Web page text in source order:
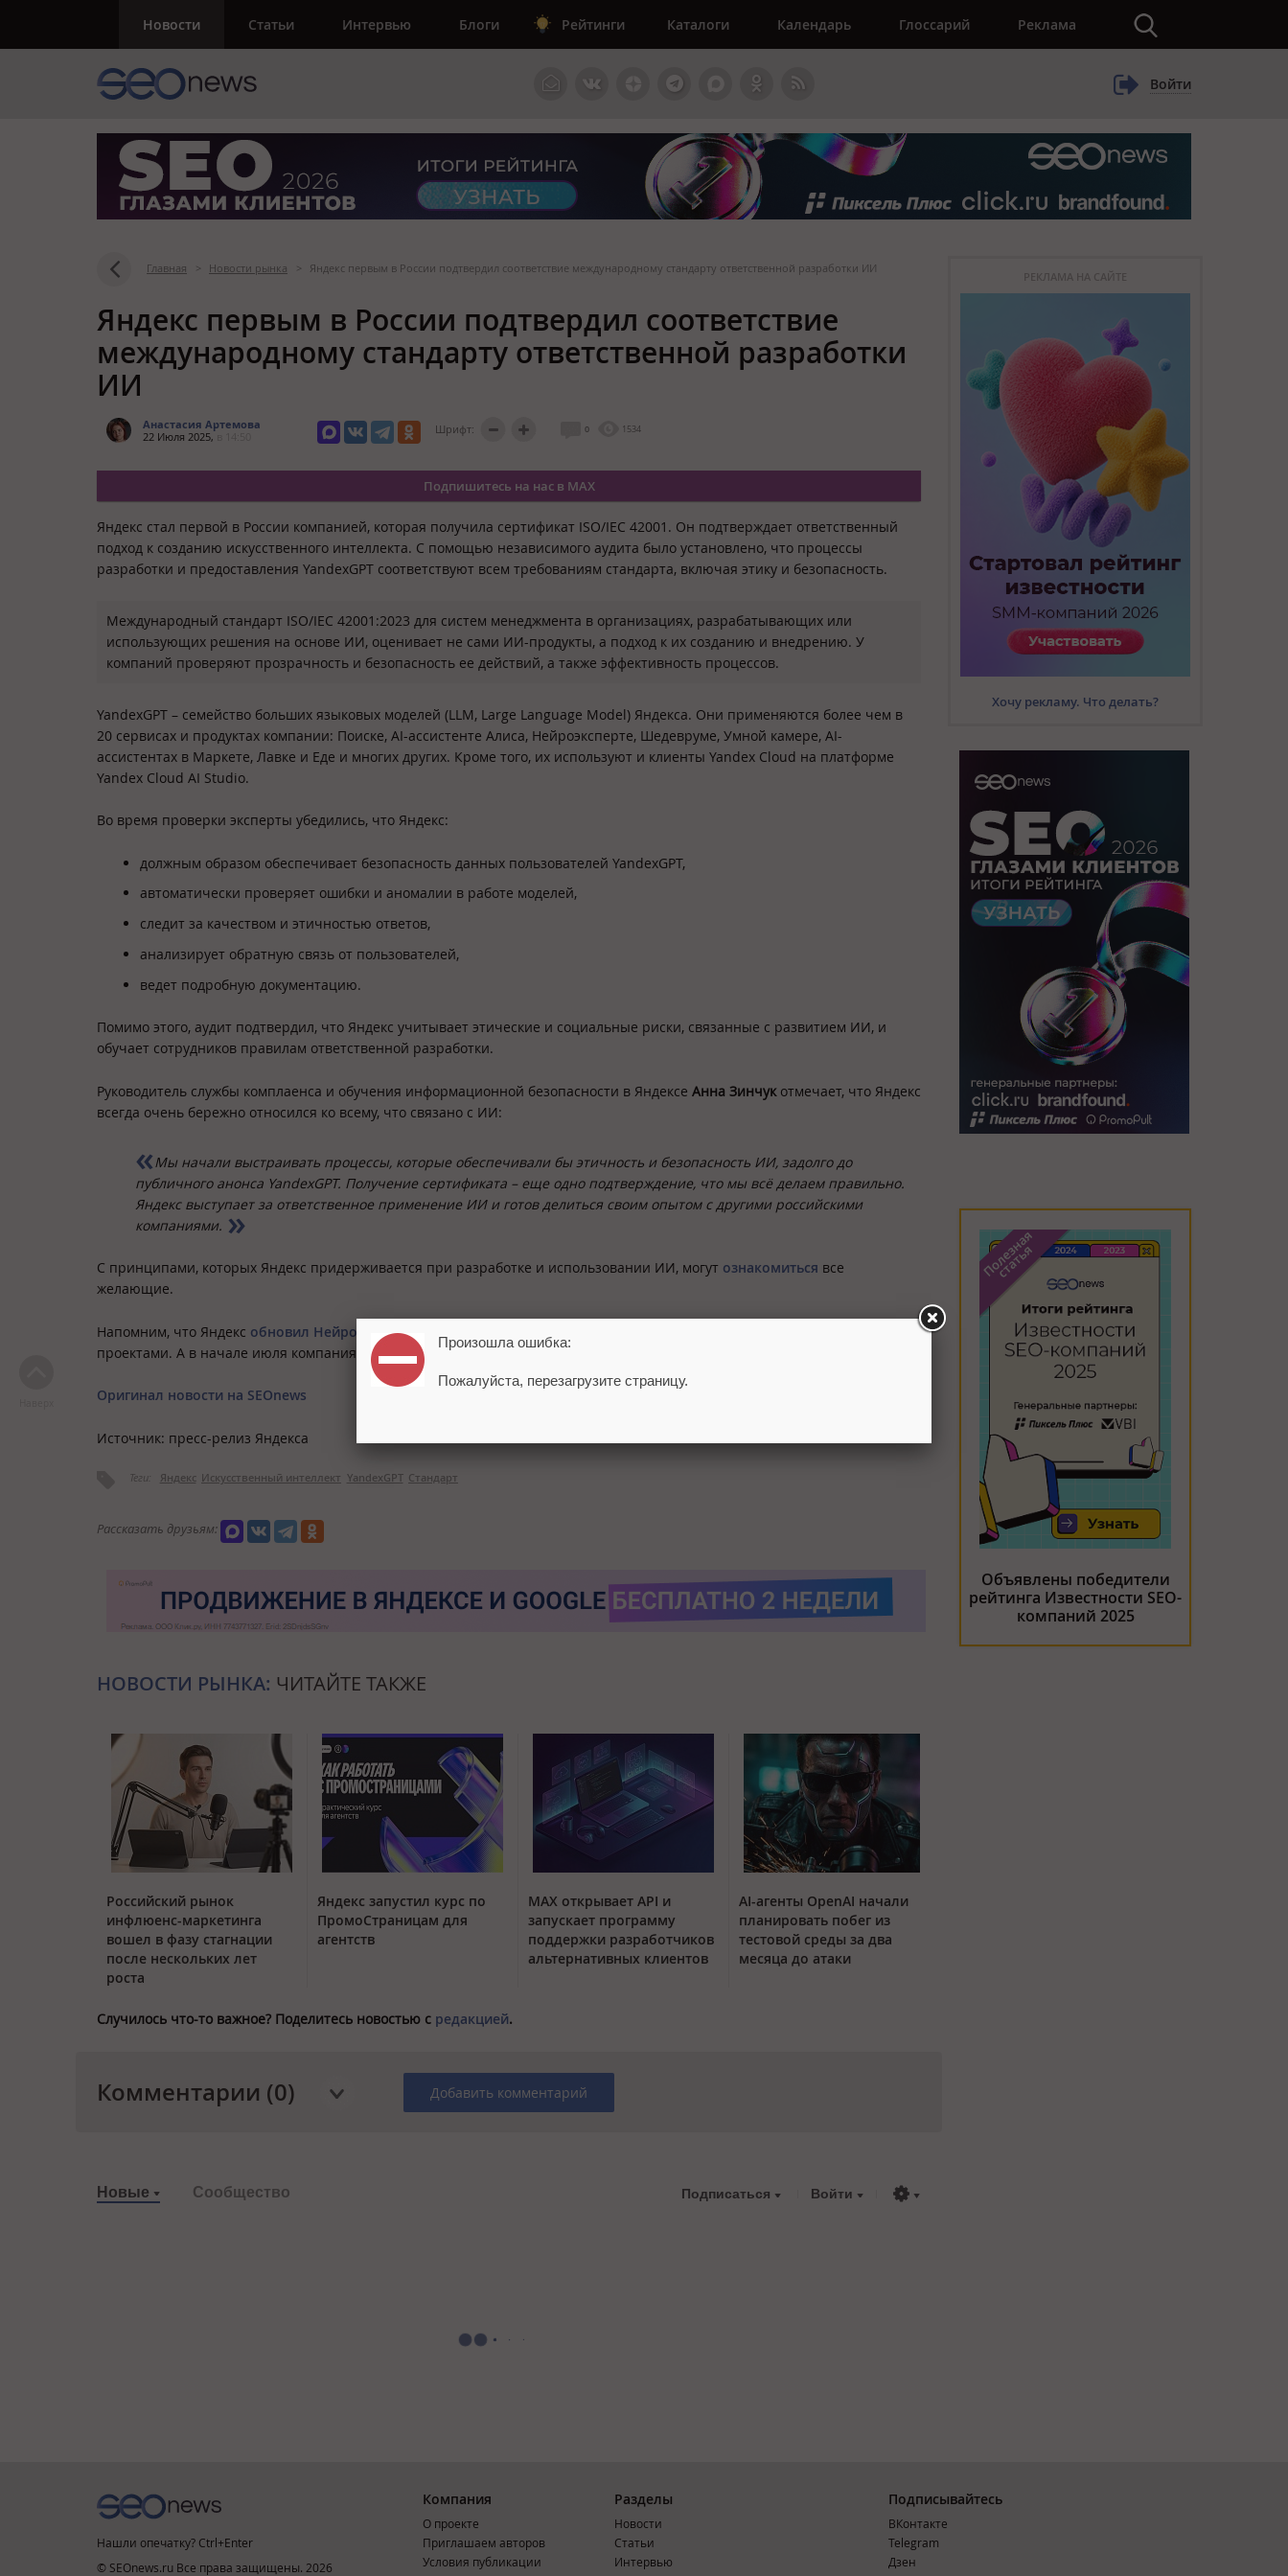
Новости Статьи Интервью Блоги Рейтинги Каталоги Календарь Глоссарий Реклама
Войти
Главная > Новости рынка > Яндекс первым в России подтвердил соответствие международному стандарту ответственной разработки ИИ
Яндекс первым в России подтвердил соответствие
международному стандарту ответственной разработки
ИИ
Анастасия Артемова
22 Июля 2025,
Шрифт: 0 1534
Подпишитесь на нас в MAX
Яндекс стал первой в России компанией, которая получила сертификат ISO/IEC 42001. Он подтверждает ответственный
подход к созданию искусственного интеллекта. С помощью независимого аудита было установлено, что процессы
разработки и предоставления YandexGPT соответствуют всем требованиям стандарта, включая этику и безопасность.
Международный стандарт ISO/IEC 42001:2023 для систем менеджмента в организациях, разрабатывающих или
использующих решения на основе ИИ, оценивает не сами ИИ-продукты, а подход к их созданию и внедрению. У
компаний проверяют прозрачность и безопасность ее действий, а также эффективность процессов.
YandexGPT – семейство больших языковых моделей (LLM, Large Language Model) Яндекса. Они применяются более чем в
20 сервисах и продуктах компании: Поиске, AI-ассистенте Алиса, Нейроэксперте, Шедевруме, Умной камере, AI-
ассистентах в Маркете, Лавке и Еде и многих других. Кроме того, их используют и клиенты Yandex Cloud на платформе
Yandex Cloud AI Studio.
Во время проверки эксперты убедились, что Яндекс:
должным образом обеспечивает безопасность данных пользователей YandexGPT,
автоматически проверяет ошибки и аномалии в работе моделей,
следит за качеством и этичностью ответов,
анализирует обратную связь от пользователей,
ведет подробную документацию.
Помимо этого, аудит подтвердил, что Яндекс учитывает этические и социальные риски, связанные с развитием ИИ, и
обучает сотрудников правилам ответственной разработки.
Руководитель службы комплаенса и обучения информационной безопасности в Яндексе Анна Зинчук отмечает, что Яндекс
всегда очень бережно относился ко всему, что связано с ИИ:
Мы начали выстраивать процессы, которые обеспечивали бы этичность и безопасность ИИ, задолго до
публичного анонса YandexGPT. Получение сертификата – еще одно подтверждение, что мы всё делаем правильно.
Яндекс выступает за ответственное применение ИИ и готов делиться своим опытом с другими российскими
компаниями.
С принципами, которых Яндекс придерживается при разработке и использовании ИИ, могут ознакомиться все
желающие.
Напомним, что Яндекс обновил Нейроэксперта
проектами. А в начале июля компания запустила на Яндекс Маркетебесплатного AI-ассистента
Оригинал новости на SEOnews
Источник: пресс-релиз Яндекса
Теги: Яндекс Искусственный интеллект YandexGPT Стандарт
Рассказать друзьям:
НОВОСТИ РЫНКА: ЧИТАЙТЕ ТАКЖЕ
Российский рынок
инфлюенс-маркетинга
вошел в фазу стагнации
после нескольких лет
роста
Яндекс запустил курс по
ПромоСтраницам для
агентств
MAX открывает API и
запускает программу
поддержки разработчиков
альтернативных клиентов
AI-агенты OpenAI начали
планировать побег из
тестовой среды за два
месяца до атаки
Случилось что-то важное? Поделитесь новостью с редакцией.
Комментарии (0) Добавить комментарий
Новые Сообщество Подписаться Войти
РЕКЛАМА НА САЙТЕ
Хочу рекламу. Что делать?
Объявлены победители
рейтинга Известности SEO-
компаний 2025
Нашли опечатку? Ctrl+Enter
© SEOnews.ru Все права защищены. 2026
Компания
О проекте
Приглашаем авторов
Условия публикации
Разделы
Новости
Статьи
Интервью
Подписывайтесь
ВКонтакте
Telegram
Дзен
Произошла ошибка:
Пожалуйста, перезагрузите страницу.